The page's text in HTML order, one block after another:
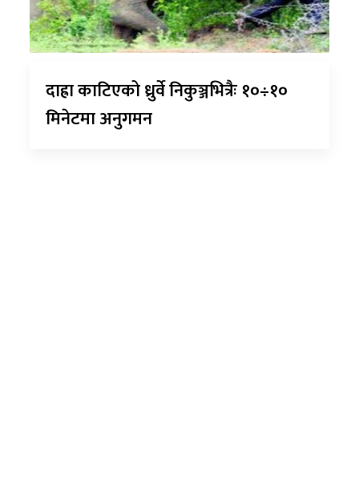
दाह्रा काटिएको ध्रुर्वे निकुञ्जभित्रैः १०÷१०
मिनेटमा अनुगमन